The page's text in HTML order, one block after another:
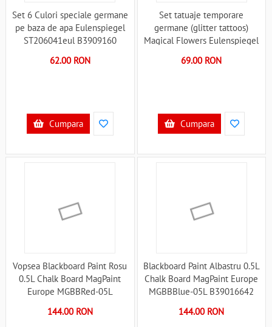
Set 6 Culori speciale germane
pe baza de apa Eulenspiegel
ST206041eul B3909160
62.00 RON
Cumpara
Set tatuaje temporare
germane (glitter tattoos)
Magical Flowers Eulenspiegel
69.00 RON
Cumpara
Vopsea Blackboard Paint Rosu
0.5L Chalk Board MagPaint
Europe MGBBRed-05L
144.00 RON
Blackboard Paint Albastru 0.5L
Chalk Board MagPaint Europe
MGBBBlue-05L B39016642
144.00 RON